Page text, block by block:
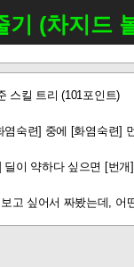
기 (차지드
: 레벨당 번
장 : 레벨당
개 20 : 레벨
스킬 트리 (101포인트)
염숙련] 중에 [화염숙련]
딜이 약하다 싶으면 [번
고 싶어서 짜봤는데, 어